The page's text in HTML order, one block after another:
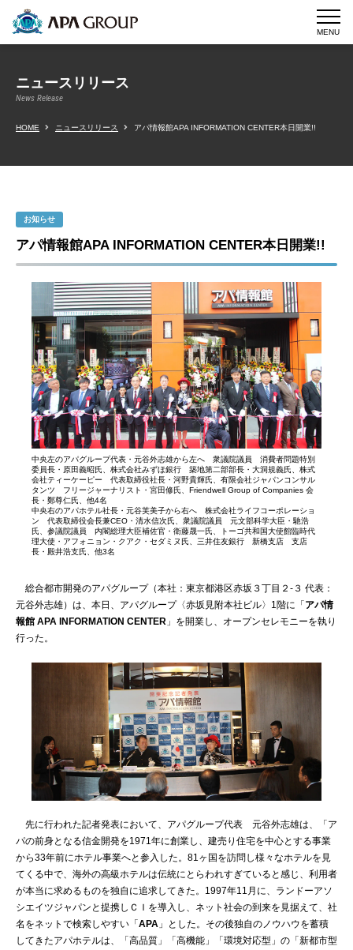
MENU
ニュースリリース
News Release
HOME ニュースリリース アパ情報館APA INFORMATION CENTER本日開業!!
お知らせ
アパ情報館APA INFORMATION CENTER本日開業!!
中央左のアパグループ代表・元谷外志雄から左へ 衆議院議員 消費者問題特別
委員長・原田義昭氏、株式会社みずほ銀行 築地第二部部長・大洞規義氏、株式
会社ティーケーピー 代表取締役社長・河野貴輝氏、有限会社ジャパンコンサル
タンツ フリージャーナリスト・宮田修氏、Friendwell Group of Companies 会
長・鄭尊仁氏、他4名
中央右のアパホテル社長・元谷芙美子から右へ 株式会社ライフコーポレーショ
ン 代表取締役会長兼CEO・清水信次氏、衆議院議員 元文部科学大臣・馳浩
氏、参議院議員 内閣総理大臣補佐官・衛藤晟一氏、トーゴ共和国大使館臨時代
理大使・アフォニョン・クアク・セダミヌ氏、三井住友銀行 新橋支店 支店
長・殿井浩支氏、他3名
総合都市開発のアパグループ（本社：東京都港区赤坂３丁目２-３ 代表：
元谷外志雄）は、本日、アパグループ〈赤坂見附本社ビル〉1階に「アパ情
報館 APA INFORMATION CENTER 」を開業し、オープンセレモニーを執り
行った。
先に行われた記者発表において、アパグループ代表 元谷外志雄は、「ア
パの前身となる信金開発を1971年に創業し、建売り住宅を中心とする事業
から33年前にホテル事業へと参入した。81ヶ国を訪問し様々なホテルを見
てくる中で、海外の高級ホテルは伝統にとらわれすぎていると感じ、利用者
が本当に求めるものを独自に追求してきた。1997年11月に、ランドーアソ
シエイツジャパンと提携しＣＩを導入し、ネット社会の到来を見据えて、社
名をネットで検索しやすい「APA 」とした。その後独自のノウハウを蓄積
してきたアパホテルは、「高品質」「高機能」「環境対応型」の「新都市型